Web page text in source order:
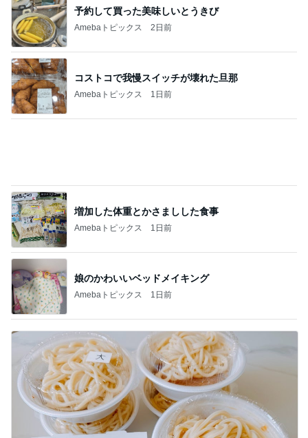
予約して買った美味しいとうきび
Amebaトピックス 2日前
コストコで我慢スイッチが壊れた旦那
Amebaトピックス 1日前
増加した体重とかさましした食事
Amebaトピックス 1日前
娘のかわいいベッドメイキング
Amebaトピックス 1日前